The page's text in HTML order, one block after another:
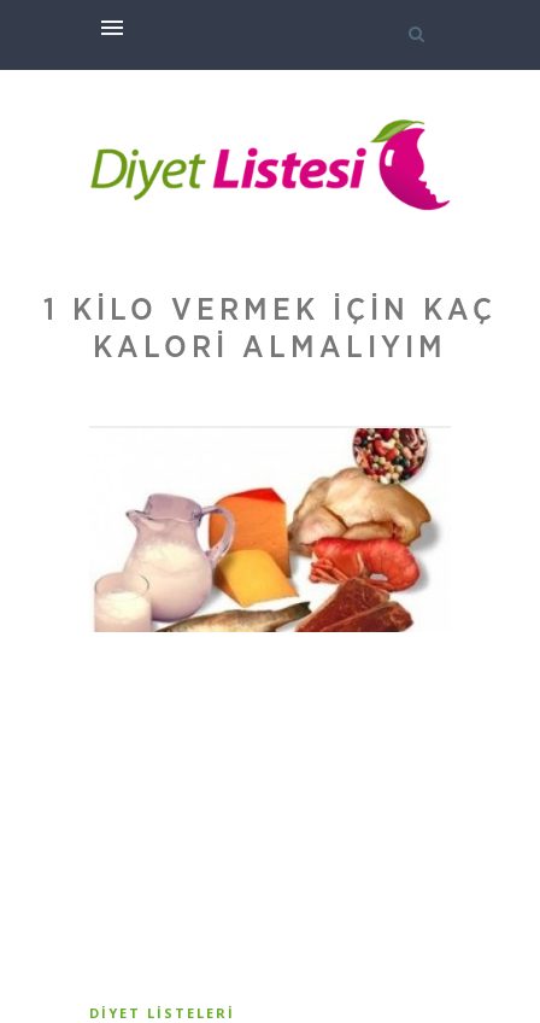
1 KILO VERMEK IÇIN KAÇ
KALORI ALMALIYIM
DIYET LISTELERI